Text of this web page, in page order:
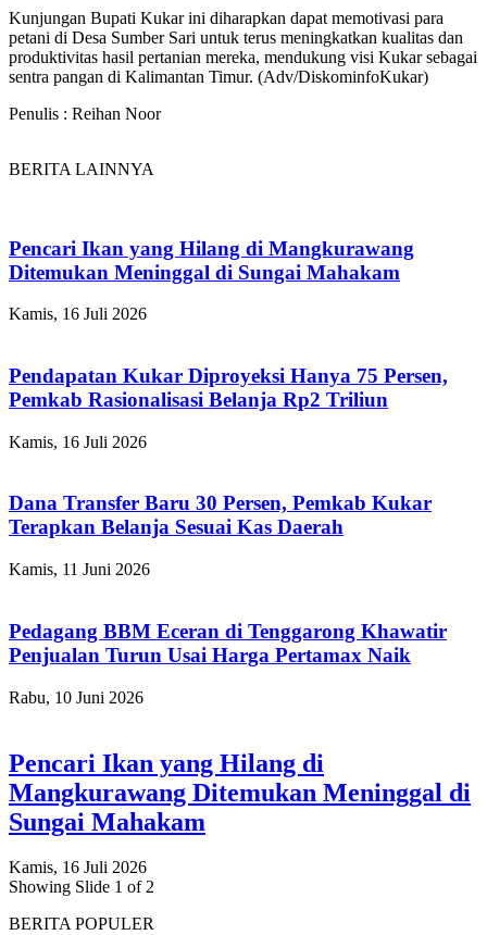
Kunjungan Bupati Kukar ini diharapkan dapat memotivasi para
petani di Desa Sumber Sari untuk terus meningkatkan kualitas dan
produktivitas hasil pertanian mereka, mendukung visi Kukar sebagai
sentra pangan di Kalimantan Timur. (Adv/DiskominfoKukar)
Penulis : Reihan Noor
BERITA LAINNYA
Pencari Ikan yang Hilang di Mangkurawang
Ditemukan Meninggal di Sungai Mahakam
Kamis, 16 Juli 2026
Pendapatan Kukar Diproyeksi Hanya 75 Persen,
Pemkab Rasionalisasi Belanja Rp2 Triliun
Kamis, 16 Juli 2026
Dana Transfer Baru 30 Persen, Pemkab Kukar
Terapkan Belanja Sesuai Kas Daerah
Kamis, 11 Juni 2026
Pedagang BBM Eceran di Tenggarong Khawatir
Penjualan Turun Usai Harga Pertamax Naik
Rabu, 10 Juni 2026
Pencari Ikan yang Hilang di
Mangkurawang Ditemukan Meninggal di
Sungai Mahakam
Kamis, 16 Juli 2026
Showing Slide 1 of 2
BERITA POPULER